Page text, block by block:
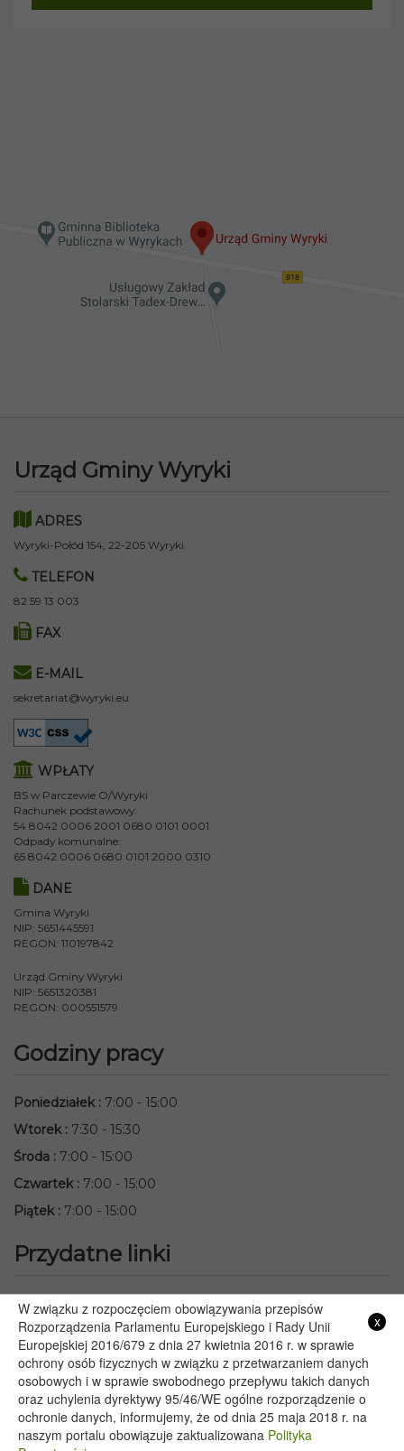
Urząd Gminy Wyryki
ADRES
Wyryki-Połód 154, 22-205 Wyryki
TELEFON
82 59 13 003
FAX
E-MAIL
sekretariat@wyryki.eu
WPŁATY
BS w Parczewie O/Wyryki
Rachunek podstawowy:
54 8042 0006 2001 0680 0101 0001
Odpady komunalne:
65 8042 0006 0680 0101 2000 0310
DANE
Gmina Wyryki
NIP: 5651445591
REGON: 110197842
Urząd Gminy Wyryki
NIP: 5651320381
REGON: 000551579
Godziny pracy
Poniedziałek: 7:00 - 15:00
Wtorek: 7:30 - 15:30
Środa : 7:00 - 15:00
Czwartek: 7:00 - 15:00
Piątek: 7:00 - 15:00
Przydatne linki
Starostwo Powiatowe we Włodawie
Lubelski Urząd Wojewódzki w Lublinie
Urząd Marszałkowski Województwa Lubelskiego w Lublinie
Serwis Rzeczypospolitej Polskiej
PGE – Planowane wyłączenia prądu
Poczta E-mail
x
W związku z rozpoczęciem obowiązywania przepisów
Rozporządzenia Parlamentu Europejskiego i Rady Unii
Europejskiej 2016/679 z dnia 27 kwietnia 2016 r. w sprawie
ochrony osób fizycznych w związku z przetwarzaniem danych
osobowych i w sprawie swobodnego przepływu takich danych
oraz uchylenia dyrektywy 95/46/WE ogólne rozporządzenie o
ochronie danych, informujemy, że od dnia 25 maja 2018 r. na
naszym portalu obowiązuje zaktualizowana Polityka